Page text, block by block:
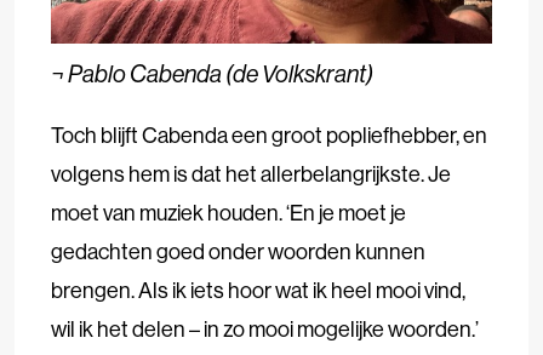
¬ Pablo Cabenda (de Volkskrant)
Toch blijft Cabenda een groot popliefhebber, en
volgens hem is dat het allerbelangrijkste. Je
moet van muziek houden. ‘En je moet je
gedachten goed onder woorden kunnen
brengen. Als ik iets hoor wat ik heel mooi vind,
wil ik het delen – in zo mooi mogelijke woorden.’